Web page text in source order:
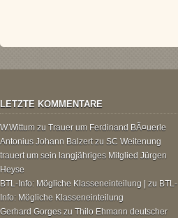
LETZTE KOMMENTARE
W.Wittum zu Trauer um Ferdinand BÃ¤uerle
Antonius Johann Balzertzu SC Weitenung
trauert um sein langjähriges Mitglied Jürgen
Heyse
BTL-Info: Mögliche Klasseneinteilung | zu BTL-
Info: Mögliche Klasseneinteilung
Gerhard Gorges zu Thilo Ehmann deutscher